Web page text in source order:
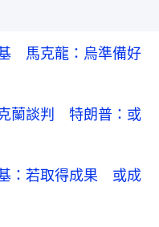
馬克龍：烏準備好
蘭談判 特朗普：或
：若取得成果 或成